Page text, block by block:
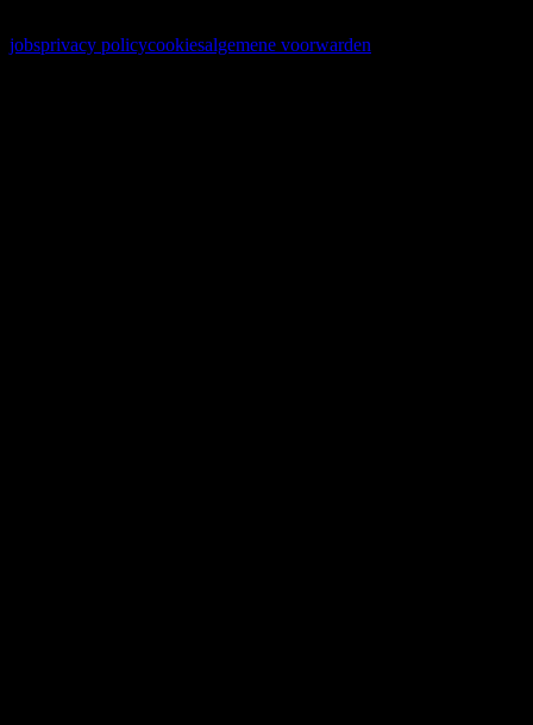
jobsprivacy policycookiesalgemene voorwarden